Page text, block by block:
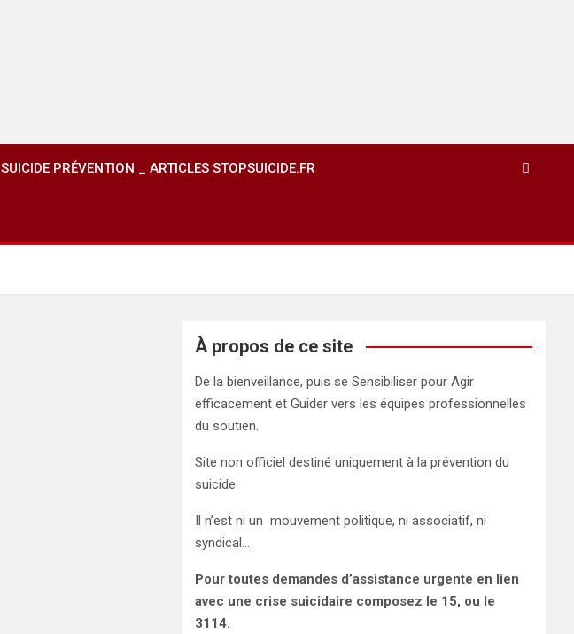
SUICIDE PRÉVENTION _ ARTICLES STOPSUICIDE.FR
À propos de ce site
De la bienveillance, puis se Sensibiliser pour Agir
efficacement et Guider vers les équipes professionnelles
du soutien.
Site non officiel destiné uniquement à la prévention du
suicide.
Il n’est ni un mouvement politique, ni associatif, ni
syndical…
Pour toutes demandes d’assistance urgente en lien
avec une crise suicidaire composez le 15, ou le
3114.